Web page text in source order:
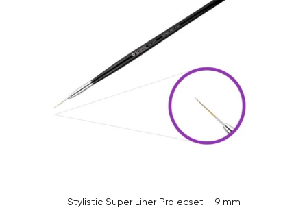
Stylistic Super Liner Pro ecset – 9 mm